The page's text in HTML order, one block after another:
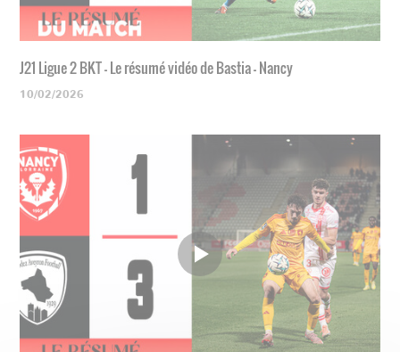
J21 Ligue 2 BKT - Le résumé vidéo de Bastia - Nancy
10/02/2026